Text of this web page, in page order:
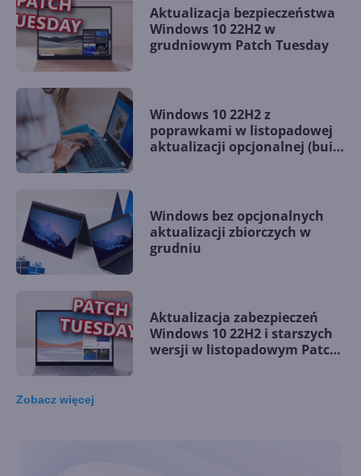
Aktualizacja bezpieczeństwa
Windows 10 22H2 w
grudniowym Patch Tuesday
Windows 10 22H2 z
poprawkami w listopadowej
aktualizacji opcjonalnej (build
Windows bez opcjonalnych
aktualizacji zbiorczych w
grudniu
Aktualizacja zabezpieczeń
Windows 10 22H2 i starszych
wersji w listopadowym Patch
Zobacz więcej